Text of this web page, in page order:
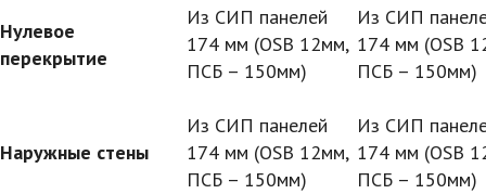
Нулевое
перекрытие
Из СИП панелей
174 мм (OSB 12мм,
ПСБ – 150мм)
Из СИП
174 мм (OSB
ПСБ – 150мм)
Наружные стены
Из СИП панелей
174 мм (OSB 12мм,
ПСБ – 150мм)
Из СИП
174 мм (OSB
ПСБ – 150мм)